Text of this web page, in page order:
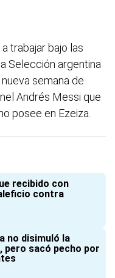
trabajar bajo las
Selección argentina
semana de
Andrés Messi que
posee en Ezeiza.
recibido con
contra
no disimuló la
pero sacó pecho por